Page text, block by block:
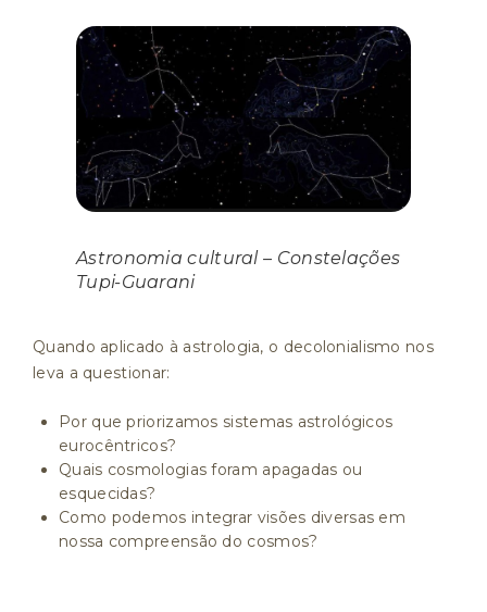
Astronomia cultural – Constelações
Tupi-Guarani
Quando aplicado à astrologia, o decolonialismo nos
leva a questionar:
Por que priorizamos sistemas astrológicos
eurocêntricos?
Quais cosmologias foram apagadas ou
esquecidas?
Como podemos integrar visões diversas em
nossa compreensão do cosmos?